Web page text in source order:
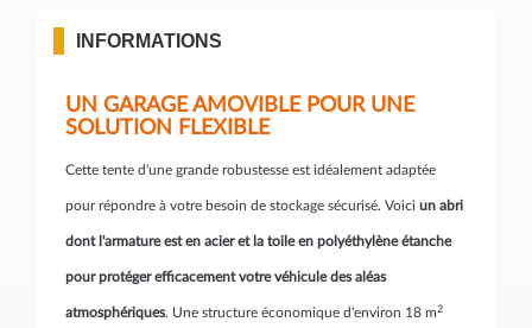
INFORMATIONS
UN GARAGE AMOVIBLE POUR UNE
SOLUTION FLEXIBLE
Cette tente d'une grande robustesse est idéalement adaptée
pour répondre à votre besoin de stockage sécurisé. Voici un abri
dont l'armature est en acier et la toile en polyéthylène étanche
pour protéger efficacement votre véhicule des aléas
atmosphériques. Une structure économique d'environ 18 m2